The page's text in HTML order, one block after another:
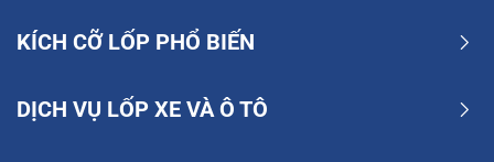
KÍCH CỠ LỐP PHỔ BIẾN
DỊCH VỤ LỐP XE VÀ Ô TÔ